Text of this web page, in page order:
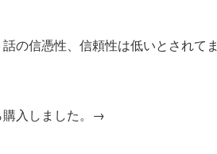
の信憑性、信頼性は低いとされてま
購入しました。→